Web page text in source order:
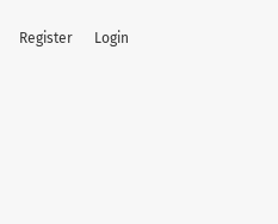
Register Login